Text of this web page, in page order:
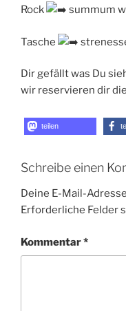
Rock summum
Tasche
Dir gefällt was Du
wir reservieren dir
teilen
Schreibe einen
Deine E-Mail-
Erforderliche Felder
Kommentar*